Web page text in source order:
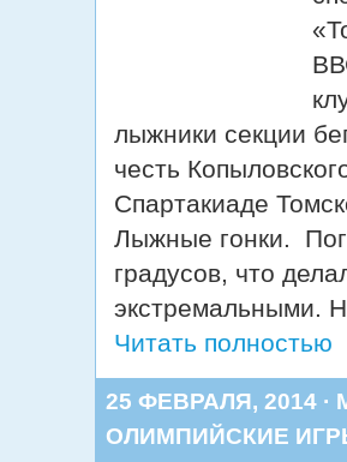
лыжники секции
честь
Спартакиаде
Лыжные гонки.
градусов, что
экстремальными.
Читать полностью
25 ФЕВРАЛЯ, 2014
ОЛИМПИЙСКИЕ